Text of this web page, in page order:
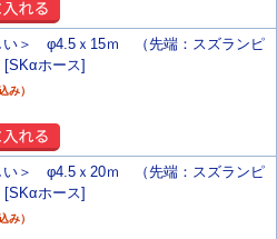
い＞ φ4.5ｘ15ｍ （先端：スズランピ
[SKαホース]
み）
い＞ φ4.5ｘ20ｍ （先端：スズランピ
[SKαホース]
み）